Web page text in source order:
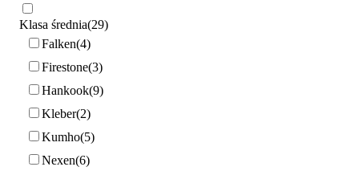
Klasa średnia 29
Falken 4
Firestone 3
Hankook 9
Kleber 2
Kumho 5
Nexen 6